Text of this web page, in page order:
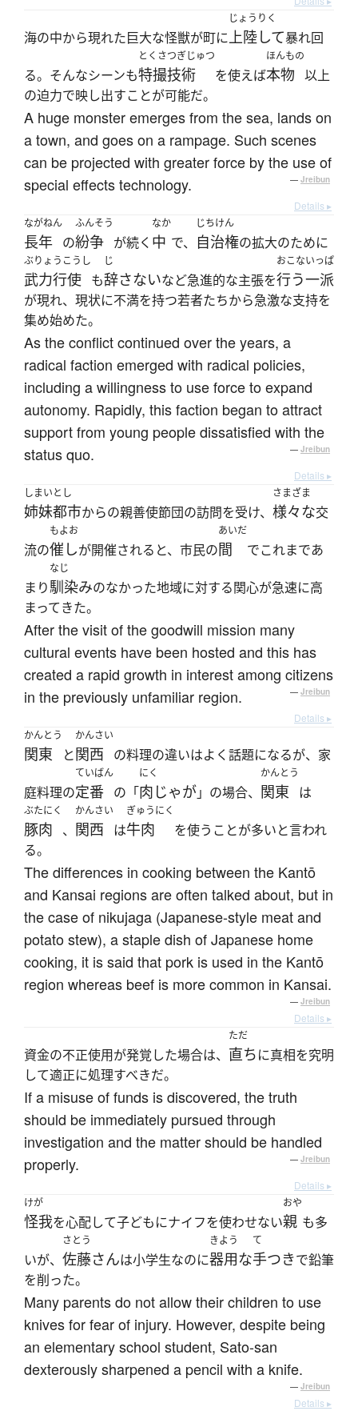
海の中から現れた巨大な怪獣が町に
じょうりく
上陸して暴れ回
る。そんなシーンも
とくさつぎじゅつ
特撮技術 を使えば
ほんもの
本物 以上
の迫力で映し出すことが可能だ。
A huge monster emerges from the sea, lands on
a town, and goes on a rampage. Such scenes
can be projected with greater force by the use of
special effects technology.
— Jreibun
Details ▸
ながねん
長年 の
ふんそう
紛争 が続く
なか
中 で、
じちけん
自治権の拡大のために
ぶりょうこうし
武力行使 も
じ
辞さないなど急進的な主張を
おこな
行う
いっぱ
一派
が現れ、現状に不満を持つ若者たちから急激な支持を
集め始めた。
As the conflict continued over the years, a
radical faction emerged with radical policies,
including a willingness to use force to expand
autonomy. Rapidly, this faction began to attract
support from young people dissatisfied with the
status quo.
— Jreibun
Details ▸
しまいとし
姉妹都市からの親善使節団の訪問を受け、
さまざま
様々な交
流の
もよお
催しが開催されると、市民の
あいだ
間 でこれまであ
まり
なじ
馴染みのなかった地域に対する関心が急速に高
まってきた。
After the visit of the goodwill mission many
cultural events have been hosted and this has
created a rapid growth in interest among citizens
in the previously unfamiliar region.
— Jreibun
Details ▸
かんとう
関東 と
かんさい
関西 の料理の違いはよく話題になるが、家
庭料理の
ていばん
定番 の「
にく
肉じゃが」の場合、
かんとう
関東 は
ぶたにく
豚肉 、
かんさい
関西 は
ぎゅうにく
牛肉
を使うことが多いと言われ
る。
The differences in cooking between the Kantō
and Kansai regions are often talked about, but in
the case of nikujaga (Japanese-style meat and
potato stew), a staple dish of Japanese home
cooking, it is said that pork is used in the Kantō
region whereas beef is more common in Kansai.
— Jreibun
Details ▸
資金の不正使用が発覚した場合は、
ただ
直ちに真相を究明
して適正に処理すべきだ。
If a misuse of funds is discovered, the truth
should be immediately pursued through
investigation and the matter should be handled
properly.
— Jreibun
Details ▸
けが
怪我を心配して子どもにナイフを使わせない
おや
親 も多
いが、
さとう
佐藤さんは小学生なのに
きよう
器用な
て
手つきで鉛筆
を削った。
Many parents do not allow their children to use
knives for fear of injury. However, despite being
an elementary school student, Sato-san
dexterously sharpened a pencil with a knife.
— Jreibun
Details ▸